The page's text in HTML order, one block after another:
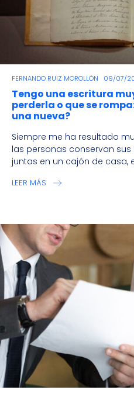
FERNANDO RUIZ MOROLLÓN 09/07/
Tengo una escritura
perderla o que se
una nueva?
Siempre me ha resultado
las personas conservan
juntas en un cajón de casa,
LEER MÁS